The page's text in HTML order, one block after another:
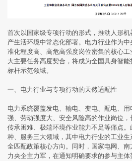
首次以国家级专项行动的形式，推动人形
产生活环境中常态化部署。电力行业作为
准化程度高、高危高强度岗位密集的核心
大主要任务高度契合，将成为全国具身智
标杆示范领域。
一、电力行业与专项行动的天然适配性
电力系统覆盖发电、输电、变电、配电、
强、劳动强度大、安全风险高的作业岗位
传承困难、极端环境作业能力不足等痛点
种、服务三大领域，其中电力行业的工业
全匹配政策核心方向。同时，国家电网、
力央企主力军，在通知明确要求的参与主